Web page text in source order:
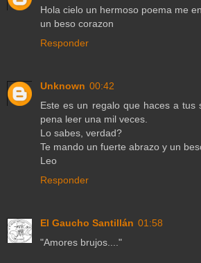
Hola cielo un hermoso poema me
un beso corazon
Responder
Unknown 00:42
Este es un regalo que haces a tus
pena leer una mil veces.
Lo sabes, verdad?
Te mando un fuerte abrazo y un
Leo
Responder
El Gaucho Santillán 01:58
"Amores brujos...."